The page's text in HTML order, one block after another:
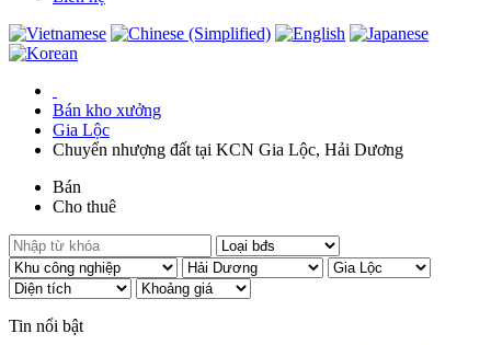
Bán kho xưởng
Gia Lộc
Chuyển nhượng đất tại KCN Gia Lộc, Hải Dương
Bán
Cho thuê
Tin nổi bật